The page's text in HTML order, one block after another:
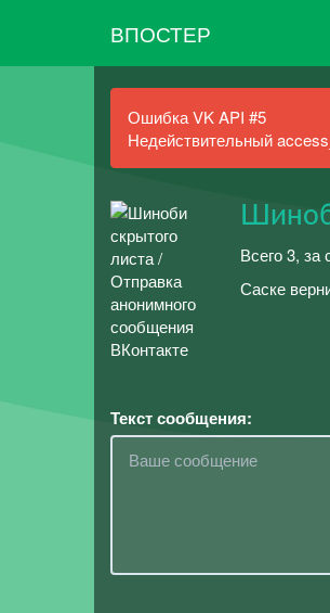
ВПОСТЕР
Ошибка VK API #5
Недействительный
Всего 3, за
Саске
Текст сообщения: